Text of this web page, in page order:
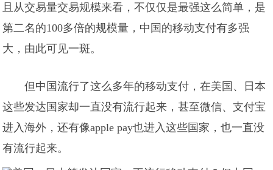
且从交易量交易规模来看，不仅仅是最强这么简单，是
第二名的100多倍的规模量，中国的移动支付有多强
大，由此可见一斑。
但中国流行了这么多年的移动支付，在美国、日本
这些发达国家却一直没有流行起来，甚至微信、支付宝
进入海外，还有像apple pay也进入这些国家，也一直没
有流行起来。